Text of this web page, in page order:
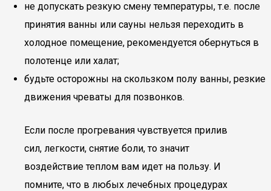
не допускать резкую смену температуры, т.е. после
принятия ванны или сауны нельзя переходить в
холодное помещение, рекомендуется обернуться в
полотенце или халат;
будьте осторожны на скользком полу ванны, резкие
движения чреваты для позвонков.
Если после прогревания чувствуется прилив
сил, легкости, снятие боли, то значит
воздействие теплом вам идет на пользу. И
помните, что в любых лечебных процедурах